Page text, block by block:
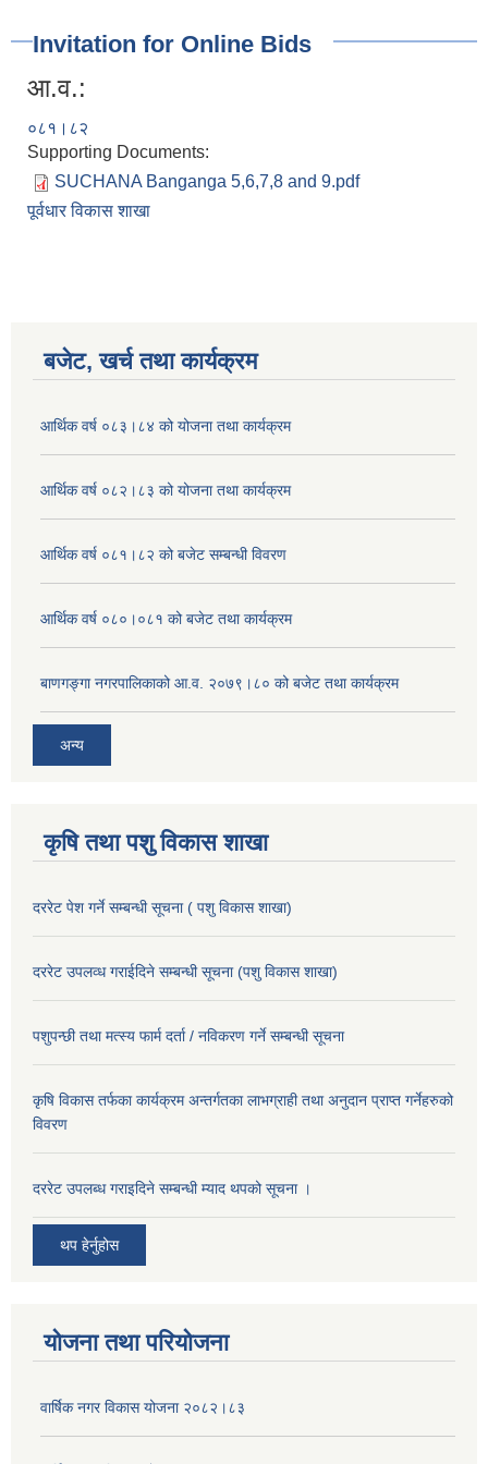
Invitation for Online Bids
आ.व.:
०८१।८२
Supporting Documents:
SUCHANA Banganga 5,6,7,8 and 9.pdf
पूर्वधार विकास शाखा
बजेट, खर्च तथा कार्यक्रम
आर्थिक वर्ष ०८३।८४ को योजना तथा कार्यक्रम
आर्थिक वर्ष ०८२।८३ को योजना तथा कार्यक्रम
आर्थिक वर्ष ०८१।८२ को बजेट सम्बन्धी विवरण
आर्थिक वर्ष ०८०।०८१ को बजेट तथा कार्यक्रम
बाणगङ्गा नगरपालिकाको आ.व. २०७९।८० को बजेट तथा कार्यक्रम
अन्य
कृषि तथा पशु विकास शाखा
दररेट पेश गर्ने सम्बन्धी सूचना ( पशु विकास शाखा)
दररेट उपलव्ध गराईदिने सम्बन्धी सूचना (पशु विकास शाखा)
पशुपन्छी तथा मत्स्य फार्म दर्ता / नविकरण गर्ने सम्बन्धी सूचना
कृषि विकास तर्फका कार्यक्रम अन्तर्गतका लाभग्राही तथा अनुदान प्राप्त गर्नेहरुको
विवरण
दररेट उपलब्ध गराइदिने सम्बन्धी म्याद थपको सूचना ।
थप हेर्नुहोस
योजना तथा परियोजना
वार्षिक नगर विकास योजना २०८२।८३